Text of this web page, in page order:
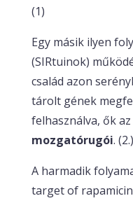
(1)
Egy másik ilyen
(SIRtuinok)
család azon
tárolt gének
felhasználva, ők az
mozgatórugói. (2.)
A harmadik
target of